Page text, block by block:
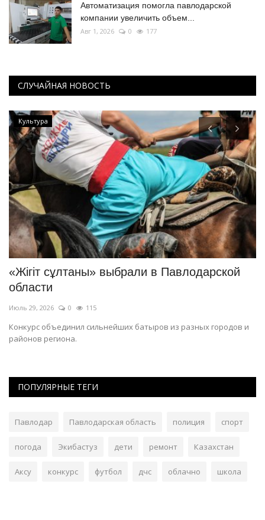
Автоматизация помогла павлодарской
компании увеличить объем...
Авг 1, 2026 0 177
СЛУЧАЙНАЯ НОВОСТЬ
Культура
«Жігіт сұлтаны» выбрали в Павлодарской
области
Июль 29, 2026 0 115
Конкурс объединил сильнейших батыров из разных городов и
районов региона.
ПОПУЛЯРНЫЕ ТЕГИ
Павлодар Павлодарская область полиция спорт
погода Экибастуз дети ремонт Казахстан
Аксу конкурс футбол дчс облачно школа